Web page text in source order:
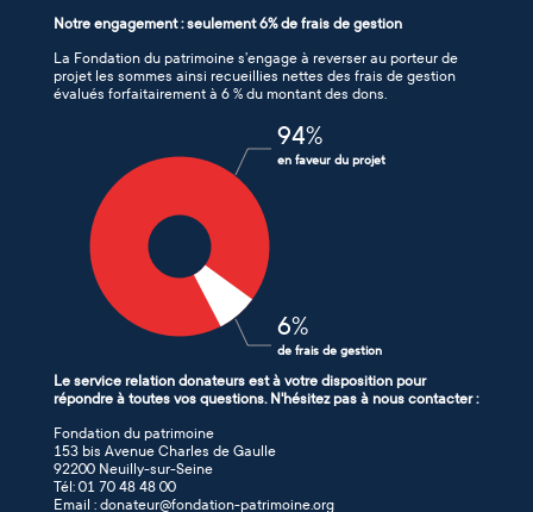
Notre engagement : seulement 6% de frais de gestion
La Fondation du patrimoine s’engage à reverser au porteur de
projet les sommes ainsi recueillies nettes des frais de gestion
évalués forfaitairement à 6 % du montant des dons.
94%
en faveur du projet
6%
de frais de gestion
Le service relation donateurs est à votre disposition pour
répondre à toutes vos questions. N'hésitez pas à nous contacter :
Fondation du patrimoine
153 bis Avenue Charles de Gaulle
92200 Neuilly-sur-Seine
Tél: 01 70 48 48 00
Email : donateur@fondation-patrimoine.org